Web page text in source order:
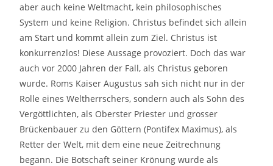
aber auch keine Weltmacht, kein philosophisches
System und keine Religion. Christus befindet sich allein
am Start und kommt allein zum Ziel. Christus ist
konkurrenzlos! Diese Aussage provoziert. Doch das war
auch vor 2000 Jahren der Fall, als Christus geboren
wurde. Roms Kaiser Augustus sah sich nicht nur in der
Rolle eines Weltherrschers, sondern auch als Sohn des
Vergöttlichten, als Oberster Priester und grosser
Brückenbauer zu den Göttern (Pontifex Maximus), als
Retter der Welt, mit dem eine neue Zeitrechnung
begann. Die Botschaft seiner Krönung wurde als